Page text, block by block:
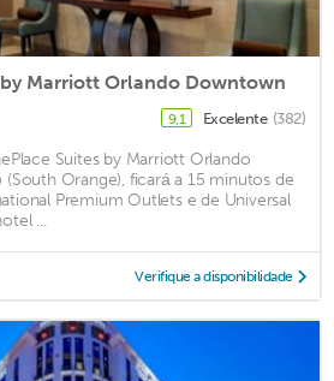
Marriott Orlando Downtown
9,1 Excelente (382)
Suites by Marriott Orlando
Orange), ficará a 15 minutos de
Premium Outlets e de Universal
...
Verifique a disponibilidade